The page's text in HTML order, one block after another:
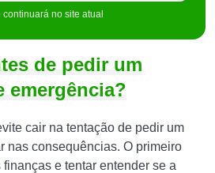
continuará no site atual
de pedir um
emergência?
cair na tentação de pedir um
nas consequências. O primeiro
e tentar entender se a